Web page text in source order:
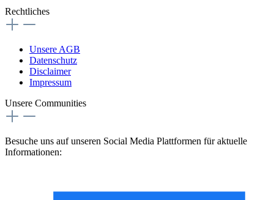
Rechtliches
Unsere AGB
Datenschutz
Disclaimer
Impressum
Unsere Communities
Besuche uns auf unseren Social Media Plattformen für aktuelle
Informationen: